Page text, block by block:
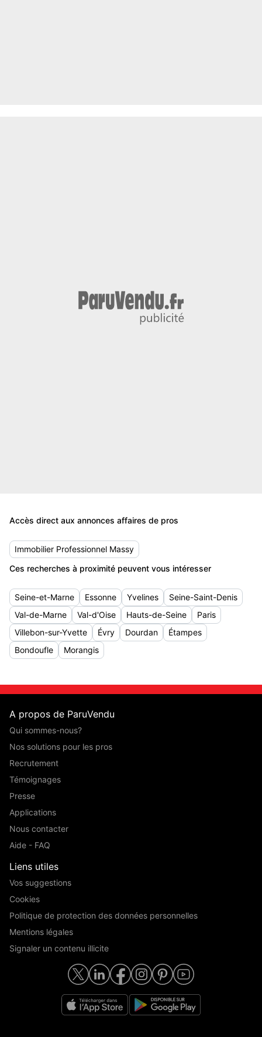
Accès direct aux annonces affaires de pros
Immobilier Professionnel Massy
Ces recherches à proximité peuvent vous intéresser
Seine-et-Marne Essonne Yvelines
Seine-Saint-Denis
Val-de-Marne
Val-d'Oise Hauts-de-Seine
Paris
Villebon-sur-Yvette
Évry Dourdan
Étampes
Bondoufle
Morangis
A propos de ParuVendu
Qui sommes-nous?
Nos solutions pour les pros
Recrutement
Témoignages
Presse
Applications
Nous contacter
Aide - FAQ
Liens utiles
Vos suggestions
Cookies
Politique de protection des données personnelles
Mentions légales
Signaler un contenu illicite